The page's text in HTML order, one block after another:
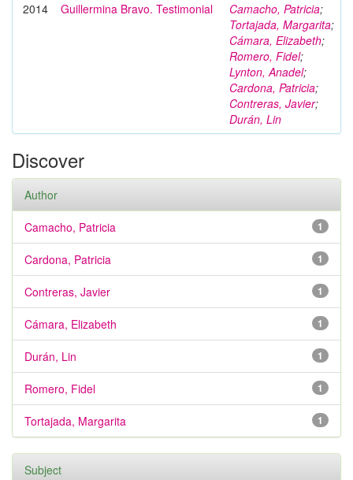
2014 Guillermina Bravo. Testimonial Camacho, Patricia;
Tortajada, Margarita;
Cámara, Elizabeth;
Romero, Fidel;
Lynton, Anadel;
Cardona, Patricia;
Contreras, Javier;
Durán, Lin
Discover
Author
1
Camacho, Patricia
1
Cardona, Patricia
1
Contreras, Javier
1
Cámara, Elizabeth
1
Durán, Lin
1
Romero, Fidel
1
Tortajada, Margarita
Subject